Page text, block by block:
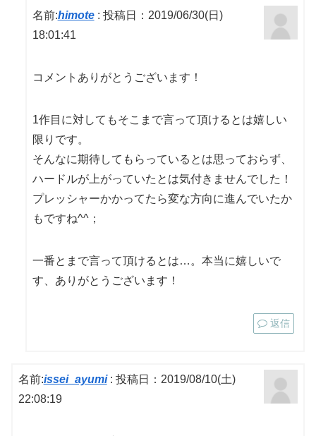
名前:himote: 投稿日：2019/06/30(日)
18:01:41
コメントありがとうございます！
1作目に対してもそこまで言って頂けるとは嬉しい
限りです。
そんなに期待してもらっているとは思っておらず、
ハードルが上がっていたとは気付きませんでした！
プレッシャーかかってたら変な方向に進んでいたか
もですね^^；
一番とまで言って頂けるとは…。本当に嬉しいで
す、ありがとうございます！
返信
名前:issei_ayumi: 投稿日：2019/08/10(土)
22:08:19